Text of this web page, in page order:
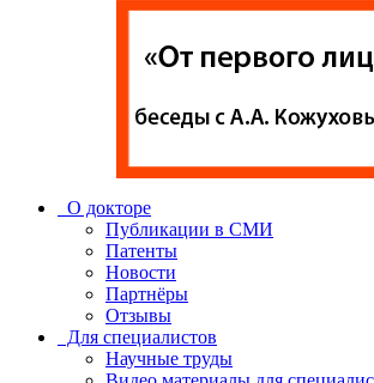
О докторе
Публикации в СМИ
Патенты
Новости
Партнёры
Отзывы
Для специалистов
Научные труды